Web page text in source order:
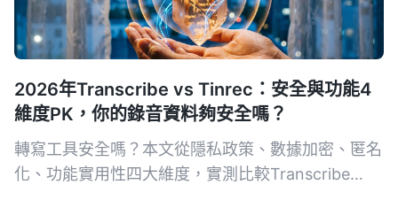
2026年Transcribe vs Tinrec：安全與功能4
維度PK，你的錄音資料夠安全嗎？
轉寫工具安全嗎？本文從隱私政策、數據加密、匿名
化、功能實用性四大維度，實測比較Transcribe